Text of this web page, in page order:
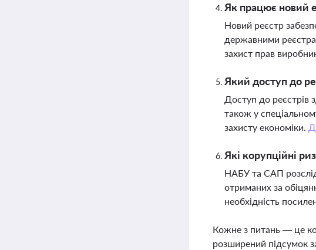
Як працює новий
Новий реєстр
державними
захист прав
Який доступ до
Доступ до реєстрів
також у
захисту економіки.
Які корупційні
НАБУ та САП
отриманих за
необхідність
Кожне з питань — це
розширений підсумок